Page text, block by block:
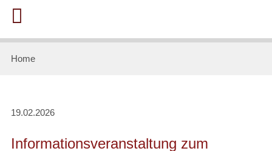
Home
19.02.2026
Informationsveranstaltung zum